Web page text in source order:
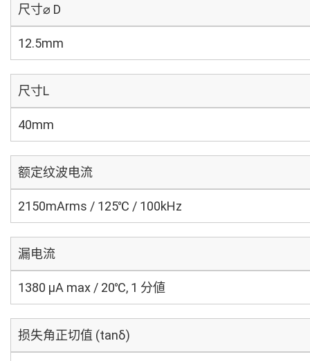
尺寸⌀ D
12.5mm
尺寸L
40mm
额定纹波电流
2150mArms / 125℃ / 100kHz
漏电流
1380 μA max / 20℃, 1 分値
损失角正切值 (tanδ)